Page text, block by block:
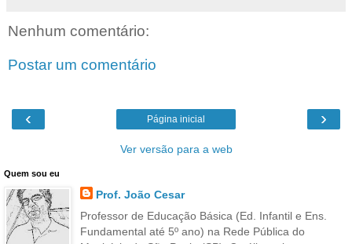
Nenhum comentário:
Postar um comentário
‹ ›
Página inicial
Ver versão para a web
Quem sou eu
Prof. João Cesar
Professor de Educação Básica (Ed. Infantil e Ens.
Fundamental até 5º ano) na Rede Pública do